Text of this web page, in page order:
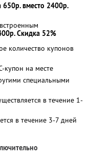
650р. вместо 2400р.
Скидка 52%
количество купонов
купон на месте
специальными
в течение 1-
в течение 3-7 дней